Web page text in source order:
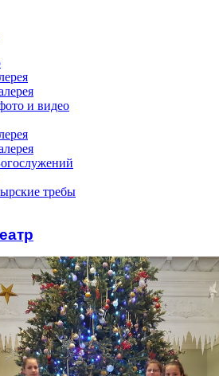
и видео
требы